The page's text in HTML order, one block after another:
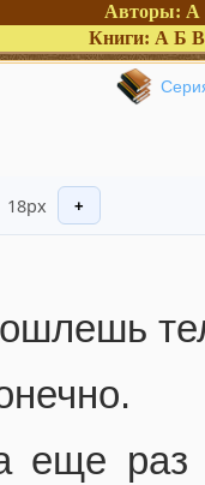
Авторы: А
Книги: А Б В
18px +
еще раз